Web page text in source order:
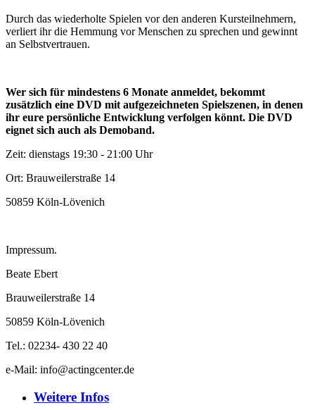
Durch das wiederholte Spielen vor den anderen Kursteilnehmern,
verliert ihr die Hemmung vor Menschen zu sprechen und gewinnt
an Selbstvertrauen.
Wer sich für mindestens 6 Monate anmeldet, bekommt
zusätzlich eine DVD mit aufgezeichneten Spielszenen, in denen
ihr eure persönliche Entwicklung verfolgen könnt. Die DVD
eignet sich auch als Demoband.
Zeit: dienstags 19:30 - 21:00 Uhr
Ort: Brauweilerstraße 14
50859 Köln-Lövenich
Impressum.
Beate Ebert
Brauweilerstraße 14
50859 Köln-Lövenich
Tel.: 02234- 430 22 40
e-Mail: info@actingcenter.de
Weitere Infos